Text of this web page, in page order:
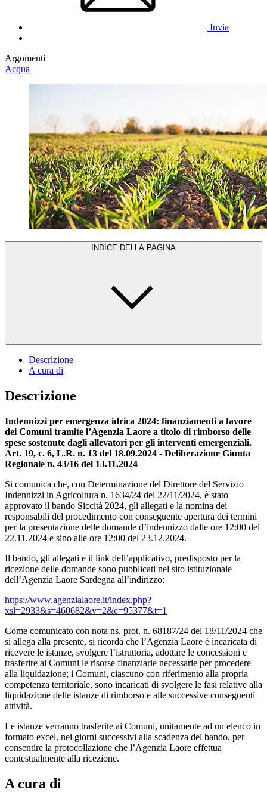
Invia
Argomenti
Acqua
INDICE DELLA PAGINA
Descrizione
A cura di
Descrizione
Indennizzi per emergenza idrica 2024: finanziamenti a favore
dei Comuni tramite l’Agenzia Laore a titolo di rimborso delle
spese sostenute dagli allevatori per gli interventi emergenziali.
Art. 19, c. 6, L.R. n. 13 del 18.09.2024 - Deliberazione Giunta
Regionale n. 43/16 del 13.11.2024
Si comunica che, con Determinazione del Direttore del Servizio
Indennizzi in Agricoltura n. 1634/24 del 22/11/2024, è stato
approvato il bando Siccità 2024, gli allegati e la nomina dei
responsabili del procedimento con conseguente apertura dei termini
per la presentazione delle domande d’indennizzo dalle ore 12:00 del
22.11.2024 e sino alle ore 12:00 del 23.12.2024.
Il bando, gli allegati e il link dell’applicativo, predisposto per la
ricezione delle domande sono pubblicati nel sito istituzionale
dell’Agenzia Laore Sardegna all’indirizzo:
https://www.agenzialaore.it/index.php?
xsl=2933&s=460682&v=2&c=95377&t=1
Come comunicato con nota ns. prot. n. 68187/24 del 18/11/2024 che
si allega alla presente, si ricorda che l’Agenzia Laore è incaricata di
ricevere le istanze, svolgere l’istruttoria, adottare le concessioni e
trasferire ai Comuni le risorse finanziarie necessarie per procedere
alla liquidazione; i Comuni, ciascuno con riferimento alla propria
competenza territoriale, sono incaricati di svolgere le fasi relative alla
liquidazione delle istanze di rimborso e alle successive conseguenti
attività.
Le istanze verranno trasferite ai Comuni, unitamente ad un elenco in
formato excel, nei giorni successivi alla scadenza del bando, per
consentire la protocollazione che l’Agenzia Laore effettua
contestualmente alla ricezione.
A cura di